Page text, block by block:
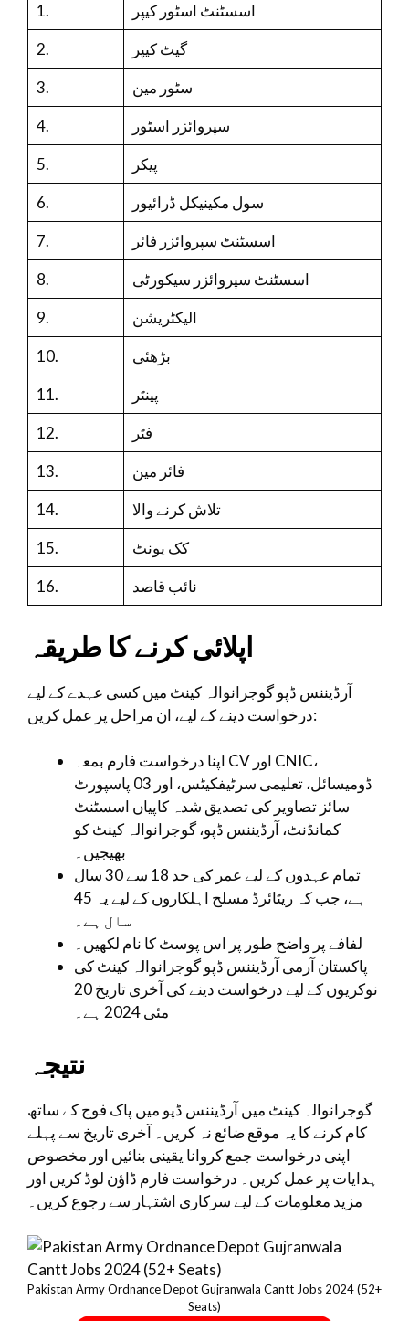
1.
اسسٹنٹ اسٹور کیپر
2.
گیٹ کیپر
3.
سٹور مین
4.
سپروائزر اسٹور
5.
پیکر
6.
سول مکینیکل ڈرائیور
7.
اسسٹنٹ سپروائزر فائر
8.
اسسٹنٹ سپروائزر سیکورٹی
9.
الیکٹریشن
10.
بڑھئی
11.
پینٹر
12.
فٹر
13.
فائر مین
14.
تلاش کرنے والا
15.
کک یونٹ
16.
نائب قاصد
اپلائی کرنے کا طریقہ
آرڈیننس ڈپو گوجرانوالہ کینٹ میں کسی عہدے کے لیے
درخواست دینے کے لیے، ان مراحل پر عمل کریں:
اپنا درخواست فارم بمعہ CV اور CNIC،
ڈومیسائل، تعلیمی سرٹیفکیٹس، اور 03 پاسپورٹ
سائز تصاویر کی تصدیق شدہ کاپیاں اسسٹنٹ
کمانڈنٹ، آرڈیننس ڈپو، گوجرانوالہ کینٹ کو
بھیجیں۔
تمام عہدوں کے لیے عمر کی حد 18 سے 30 سال
ہے، جب کہ ریٹائرڈ مسلح اہلکاروں کے لیے یہ 45
سال ہے۔
لفافے پر واضح طور پر اس پوسٹ کا نام لکھیں۔
پاکستان آرمی آرڈیننس ڈپو گوجرانوالہ کینٹ کی
نوکریوں کے لیے درخواست دینے کی آخری تاریخ 20
مئی 2024 ہے۔
نتیجہ
گوجرانوالہ کینٹ میں آرڈیننس ڈپو میں پاک فوج کے ساتھ
کام کرنے کا یہ موقع ضائع نہ کریں۔ آخری تاریخ سے پہلے
اپنی درخواست جمع کروانا یقینی بنائیں اور مخصوص
ہدایات پر عمل کریں۔ درخواست فارم ڈاؤن لوڈ کریں اور
مزید معلومات کے لیے سرکاری اشتہار سے رجوع کریں۔
Pakistan Army Ordnance Depot Gujranwala Cantt Jobs 2024 (52+
Seats)